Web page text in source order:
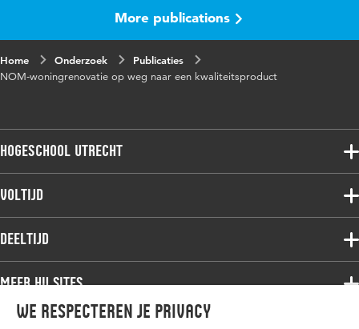
We respecteren je privacy
More publications
Home Onderzoek
Publicaties
NOM-woningrenovatie op weg naar een kwaliteitsproduct
Hogeschool Utrecht
Voltijdopleidingen
Deeltijdopleidingen
Onderzoek
Werken bij de HU
Voltijd
Associate degree
Bachelor
Master
Studiekeuze voltijd
Deeltijd
Associate degree
Bachelor
Meer HU sites
HU International